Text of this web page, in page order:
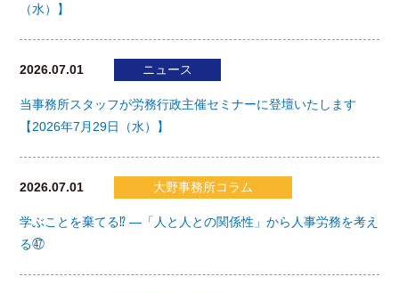
（水）】
2026.07.01 ニュース
当事務所スタッフが労務行政主催セミナーに登壇いたします
【2026年7月29日（水）】
2026.07.01 大野事務所コラム
学ぶことを棄てる⁉ ―「人と人との関係性」から人事労務を考え
る㊼